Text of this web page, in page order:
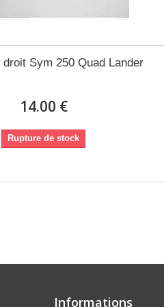
droit Sym 250 Quad Lander
14.00 €
Rupture de stock
Informations